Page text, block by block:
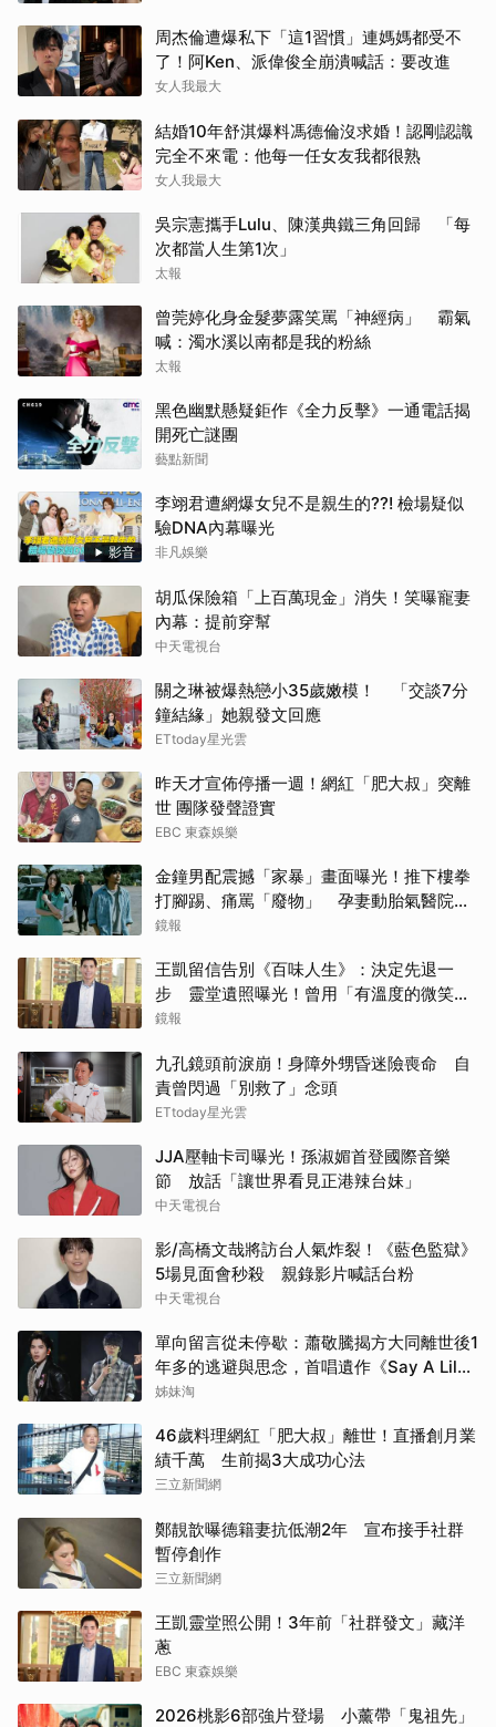
周杰倫遭爆私下「這1習慣」連媽媽都受不
了！阿Ken、派偉俊全崩潰喊話：要改進
女人我最大
結婚10年舒淇爆料馮德倫沒求婚！認剛認識
完全不來電：他每一任女友我都很熟
女人我最大
吳宗憲攜手Lulu、陳漢典鐵三角回歸 「每
次都當人生第1次」
太報
曾莞婷化身金髮夢露笑罵「神經病」 霸氣
喊：濁水溪以南都是我的粉絲
太報
黑色幽默懸疑鉅作《全力反擊》一通電話揭
開死亡謎團
藝點新聞
影音
李翊君遭網爆女兒不是親生的??! 檢場疑似
驗DNA內幕曝光
非凡娛樂
胡瓜保險箱「上百萬現金」消失！笑曝寵妻
內幕：提前穿幫
中天電視台
關之琳被爆熱戀小35歲嫩模！ 「交談7分
鐘結緣」她親發文回應
ETtoday星光雲
昨天才宣佈停播一週！網紅「肥大叔」突離
世 團隊發聲證實
EBC 東森娛樂
金鐘男配震撼「家暴」畫面曝光！推下樓拳
打腳踢、痛罵「廢物」 孕妻動胎氣醫院爆
激烈衝突
鏡報
王凱留信告別《百味人生》：決定先退一
步 靈堂遺照曝光！曾用「有溫度的微笑」
祝賀母親節快樂
鏡報
九孔鏡頭前淚崩！身障外甥昏迷險喪命 自
責曾閃過「別救了」念頭
ETtoday星光雲
JJA壓軸卡司曝光！孫淑媚首登國際音樂
節 放話「讓世界看見正港辣台妹」
中天電視台
影/高橋文哉將訪台人氣炸裂！《藍色監獄》
5場見面會秒殺 親錄影片喊話台粉
中天電視台
單向留言從未停歇：蕭敬騰揭方大同離世後1
年多的逃避與思念，首唱遺作《Say A Lil
Something》
姊妹淘
46歲料理網紅「肥大叔」離世！直播創月業
績千萬 生前揭3大成功心法
三立新聞網
鄭靚歆曝德籍妻抗低潮2年 宣布接手社群
暫停創作
三立新聞網
王凱靈堂照公開！3年前「社群發文」藏洋
蔥
EBC 東森娛樂
2026桃影6部強片登場 小薰帶「鬼祖先」